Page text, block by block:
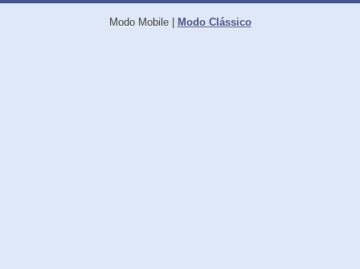
Modo Mobile| Modo Clássico